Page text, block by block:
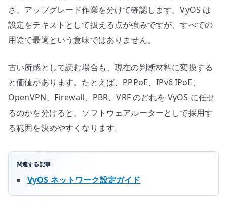
さ、アップグレード作業を分けて確認します。VyOS は
設定をテキストとして扱える点が強みですが、すべての
用途で最適という意味ではありません。
古い所感として読む場合も、現在の判断材料に変換する
と価値があります。たとえば、PPPoE、IPv6 IPoE、
OpenVPN、Firewall、PBR、VRF のどれを VyOS に任せ
るのかを分けると、ソフトウェアルーターとして採用す
る範囲を決めやすくなります。
関連する記事
VyOS ネットワーク設定ガイド